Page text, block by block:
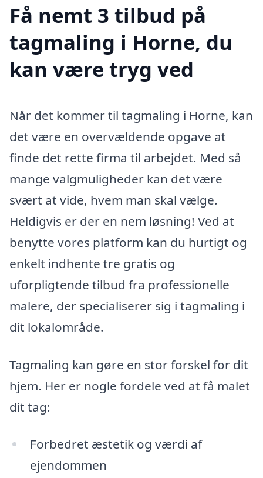
Få nemt 3 tilbud på
tagmaling i Horne, du
kan være tryg ved
Når det kommer til tagmaling i Horne, kan
det være en overvældende opgave at
finde det rette firma til arbejdet. Med så
mange valgmuligheder kan det være
svært at vide, hvem man skal vælge.
Heldigvis er der en nem løsning! Ved at
benytte vores platform kan du hurtigt og
enkelt indhente tre gratis og
uforpligtende tilbud fra professionelle
malere, der specialiserer sig i tagmaling i
dit lokalområde.
Tagmaling kan gøre en stor forskel for dit
hjem. Her er nogle fordele ved at få malet
dit tag:
Forbedret æstetik og værdi af
ejendommen